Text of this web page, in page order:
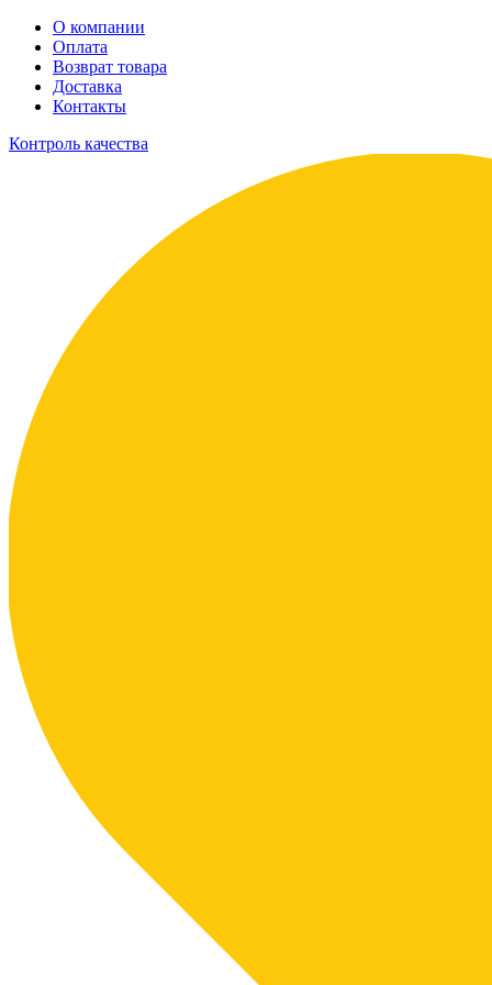
О компании
Оплата
Возврат товара
Доставка
Контакты
Контроль качества